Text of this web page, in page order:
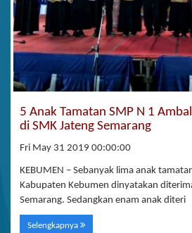
5 Anak Tamatan SMP N 1
di SMK Jateng Semarang
Fri May 31 2019 00:00:00
KEBUMEN – Sebanyak lima anak
Kabupaten Kebumen dinyatakan
Semarang. Sedangkan enam anak diteri
Selengkapnya